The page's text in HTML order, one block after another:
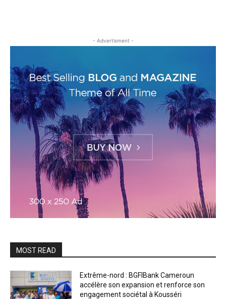
- Advertisment -
MOST READ
Extrême-nord : BGFIBank Cameroun
accélère son expansion et renforce son
engagement sociétal à Kousséri